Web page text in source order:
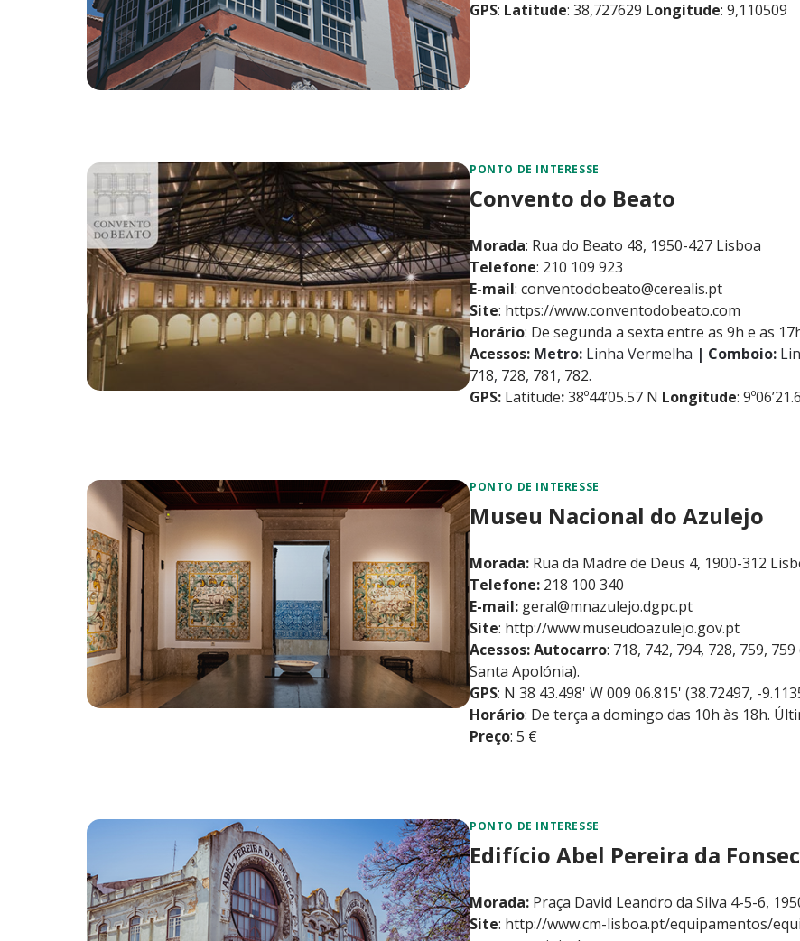
GPS: Latitude: 38,727629 Longitude: 9,110509
PONTO DE INTERESSE
Convento do Beato
Morada: Rua do Beato 48, 1950-427 Lisboa
Telefone: 210 109 923
E-mail: conventodobeato@cerealis.pt
Site: https://www.conventodobeato.com
Horário: De segunda a sexta entre as 9h e as
Acessos: Metro: Linha Vermelha | Comboio:
718, 728, 781, 782.
GPS: Latitude:38º44’05.57 N Longitude:
PONTO DE INTERESSE
Museu Nacional do Azulejo
Morada: Rua da Madre de Deus 4, 1900-312
Telefone: 218 100 340
E-mail: geral@mnazulejo.dgpc.pt
Site: http://www.museudoazulejo.gov.pt
Acessos: Autocarro: 718, 742, 794, 728, 759,
Santa Apolónia).
GPS: N 38 43.498' W 009 06.815' (38.72497, -
Horário: De terça a domingo das 10h às 18h.
Preço: 5 €
PONTO DE INTERESSE
Edifício Abel Pereira da
Morada: Praça David Leandro da Silva 4-5-6,
Site: http://www.cm-lisboa.pt/equipamentos/